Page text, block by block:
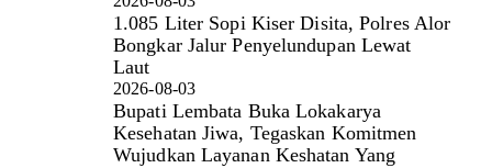
1.085 Liter Sopi Kiser Disita, Polres Alor
Bongkar Jalur Penyelundupan Lewat
Laut
2026-08-03
Bupati Lembata Buka Lokakarya
Kesehatan Jiwa, Tegaskan Komitmen
Wujudkan Layanan Keshatan Yang